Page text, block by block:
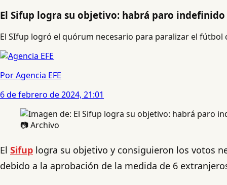
El Sifup logra su objetivo: habrá paro
El SIfup logró el quórum necesario para paralizar el fútbol
Por Agencia EFE
6 de febrero de 2024, 21:01
📷 Archivo
El Sifup logra su objetivo y consiguieron los votos
debido a la aprobación de la medida de 6